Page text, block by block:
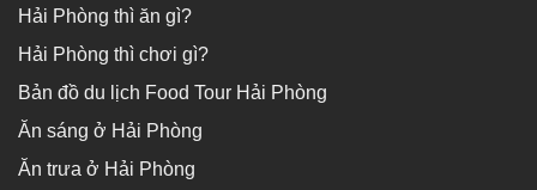
Hải Phòng thì ăn gì?
Hải Phòng thì chơi gì?
Bản đồ du lịch Food Tour Hải Phòng
Ăn sáng ở Hải Phòng
Ăn trưa ở Hải Phòng